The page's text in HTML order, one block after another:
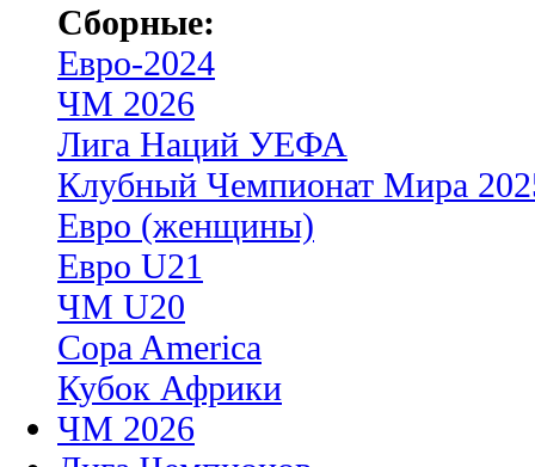
Сборные:
Евро-2024
ЧМ 2026
Лига Наций УЕФА
Клубный Чемпионат Мира
Евро (женщины)
Евро U21
ЧМ U20
Copa America
Кубок Африки
ЧМ 2026